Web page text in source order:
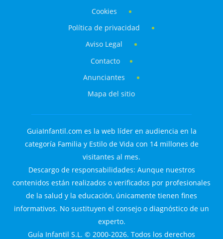
Cookies
Política de privacidad
Aviso Legal
Contacto
Anunciantes
Mapa del sitio
GuiaInfantil.com es la web líder en audiencia en la
categoría Familia y Estilo de Vida con 14 millones de
visitantes al mes.
Descargo de responsabilidades: Aunque nuestros
contenidos están realizados o verificados por profesionales
de la salud y la educación, únicamente tienen fines
informativos. No sustituyen el consejo o diagnóstico de un
experto.
Guía Infantil S.L. © 2000-2026. Todos los derechos